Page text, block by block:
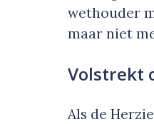
wethouder
maar niet
Volstrekt
Als de